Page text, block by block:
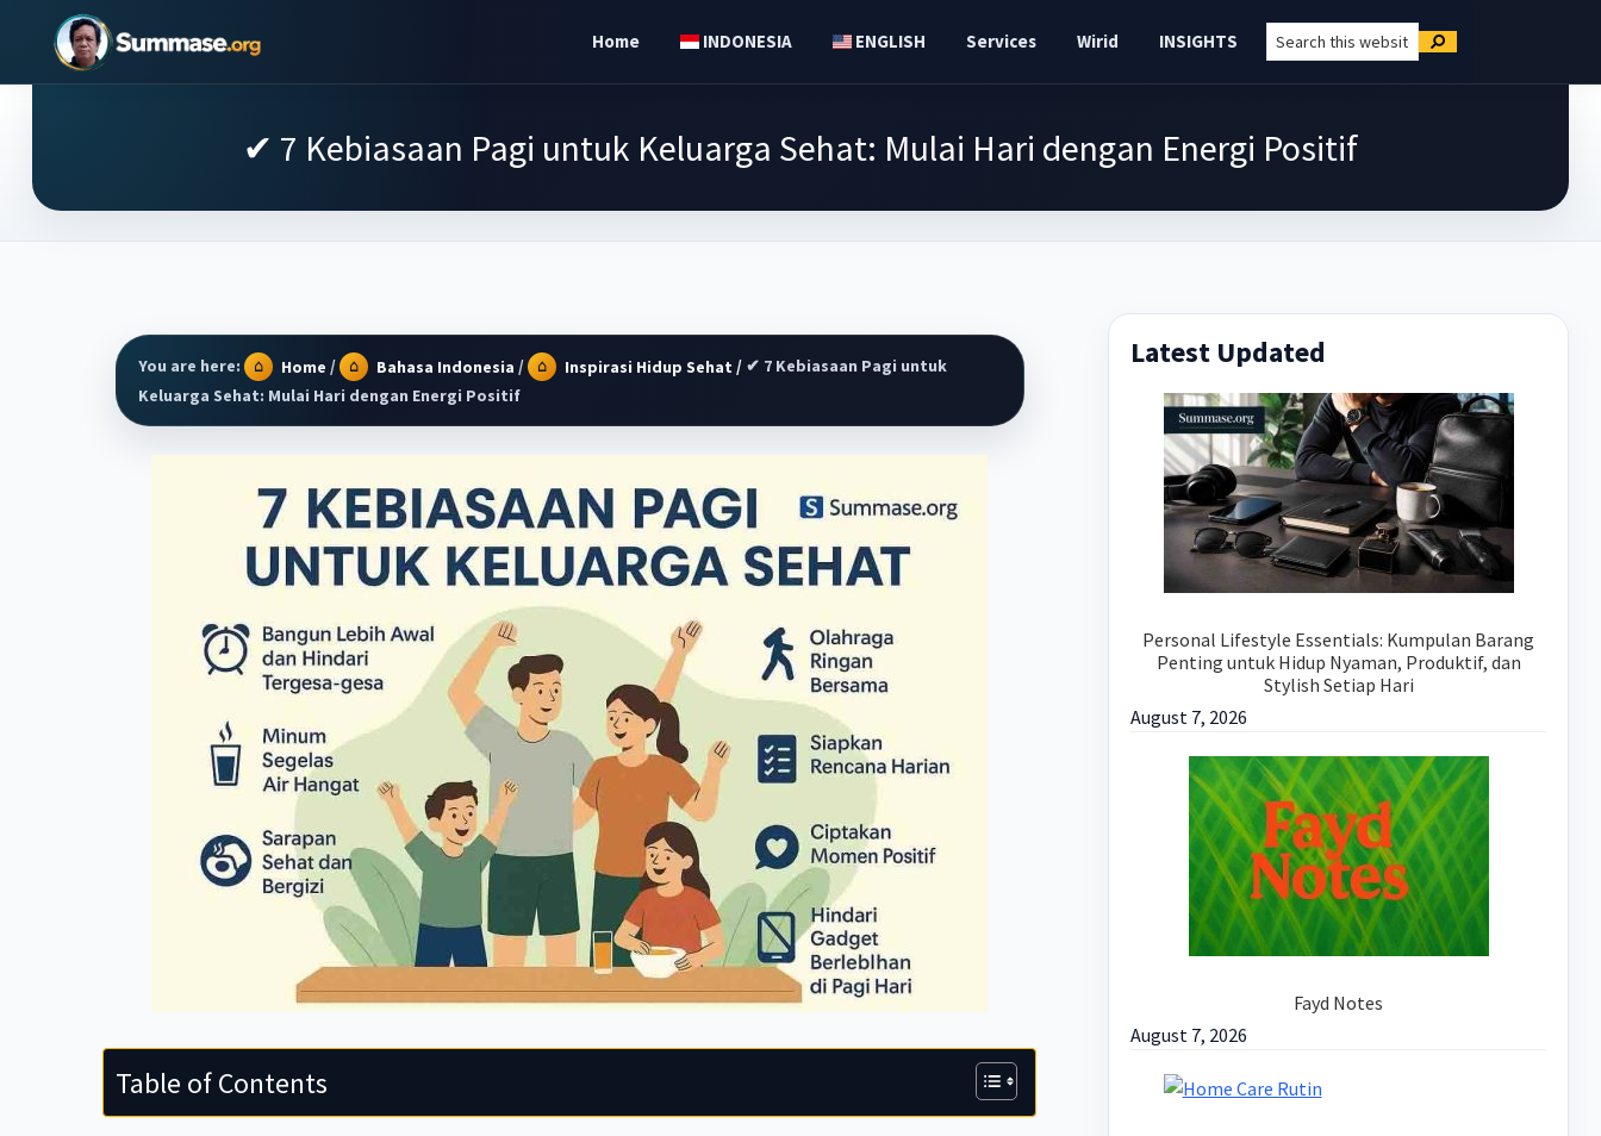
Summase.Org
My
–
Stories
Motivate
Home INDONESIA ENGLISH Services Wirid INSIGHTS
Search
Search
✔ 7 Kebiasaan Pagi untuk Keluarga Sehat: Mulai Hari dengan Energi Positif
You are here: Home / Bahasa Indonesia / Inspirasi Hidup Sehat /✔ 7 Kebiasaan Pagi untuk
Keluarga Sehat: Mulai Hari dengan Energi Positif
Table of Contents
Primary
Sidebar
Latest Updated
Personal Lifestyle Essentials: Kumpulan Barang
Penting untuk Hidup Nyaman, Produktif, dan
Stylish Setiap Hari
August 7, 2026
Fayd Notes
August 7, 2026